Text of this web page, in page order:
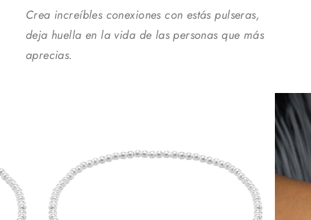
Crea increíbles conexiones con estás pulseras,
deja huella en la vida de las personas que más
aprecias.